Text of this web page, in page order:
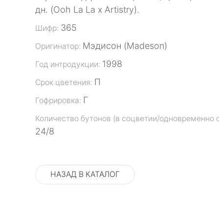
дн. (Ooh La La x Artistry).
Шифр: 365
Оригинатор: Мэдисон (Madeson)
Год интродукции: 1998
Срок цветения: П
Гофрировка: Г
Количество бутонов (в соцветии/одновременно
24/8
НАЗАД В КАТАЛОГ